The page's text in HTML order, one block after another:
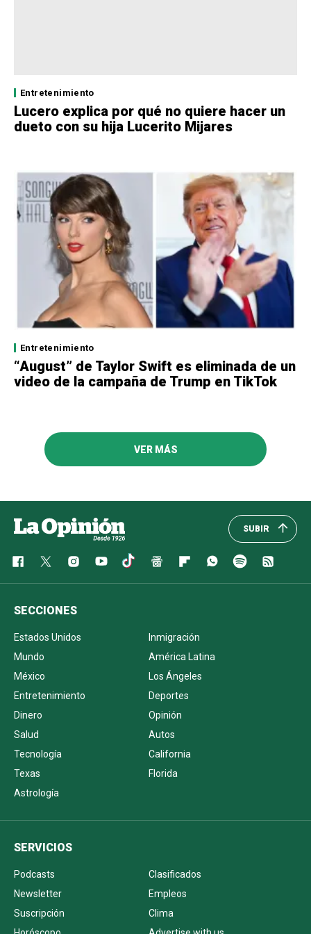
Entretenimiento
Lucero explica por qué no quiere hacer un
dueto con su hija Lucerito Mijares
Entretenimiento
“August” de Taylor Swift es eliminada de un
video de la campaña de Trump en TikTok
VER MÁS
SUBIR
SECCIONES
Estados Unidos
Inmigración
Mundo
América Latina
México
Los Ángeles
Entretenimiento
Deportes
Dinero
Opinión
Salud
Autos
Tecnología
California
Texas
Florida
Astrología
SERVICIOS
Podcasts
Clasificados
Newsletter
Empleos
Suscripción
Clima